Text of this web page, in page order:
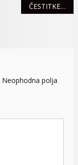
ČESTITKE PREDSTAVNIKA POKRAJINSKE VLADE POVODOM GREGORIJANSKOG USKRSA
Neophodna polja